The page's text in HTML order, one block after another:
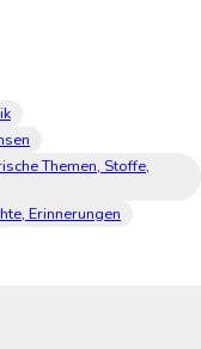
Themen, Stoffe,
Erinnerungen